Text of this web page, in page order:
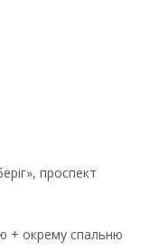
проспект
+ окрему спальню